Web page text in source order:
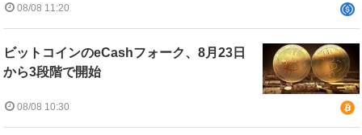
08/08 11:20
ビットコインのeCashフォーク、8月23日
から3段階で開始
08/08 10:30